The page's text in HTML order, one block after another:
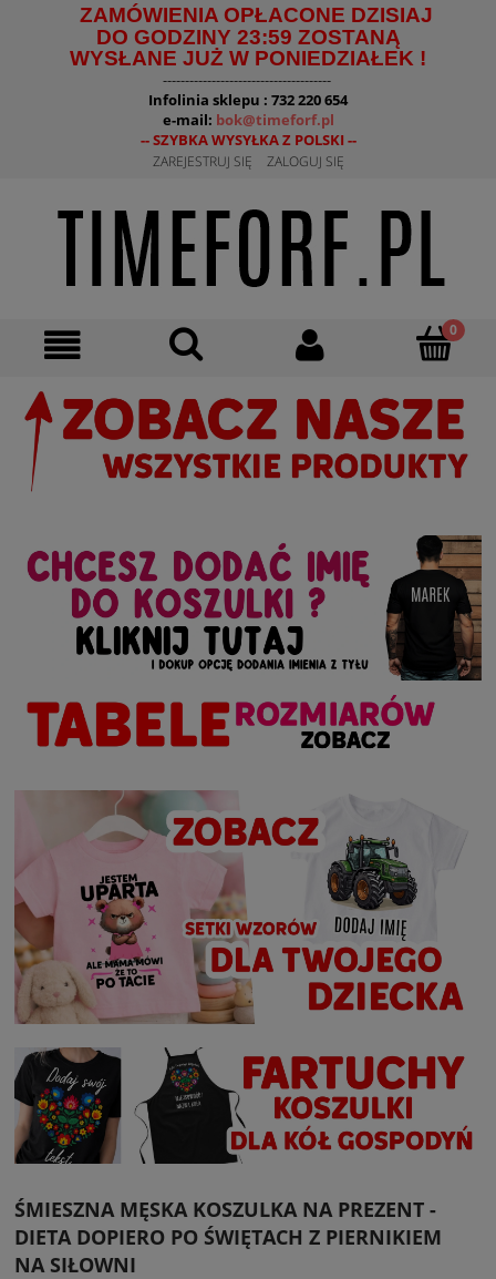
ZAMÓWIENIA OPŁACONE DZISIAJ
DO GODZINY 23:59 ZOSTANĄ
WYSŁANE JUŻ W PONIEDZIAŁEK !
--------------------------------------
Infolinia sklepu : 732 220 654
e-mail: bok@timeforf.pl
-- SZYBKA WYSYŁKA Z POLSKI --
ZAREJESTRUJ SIĘ ZALOGUJ SIĘ
ŚMIESZNA MĘSKA KOSZULKA NA PREZENT -
DIETA DOPIERO PO ŚWIĘTACH Z PIERNIKIEM
NA SIŁOWNI